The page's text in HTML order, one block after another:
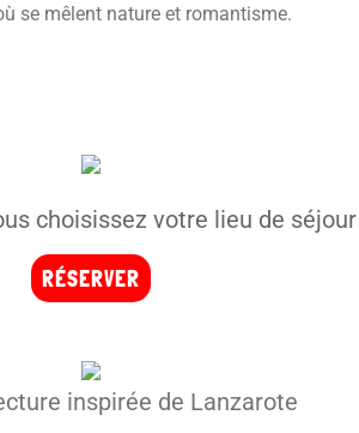
se mêlent nature et romantisme.
choisissez votre lieu de séjour
RÉSERVER
inspirée de Lanzarote